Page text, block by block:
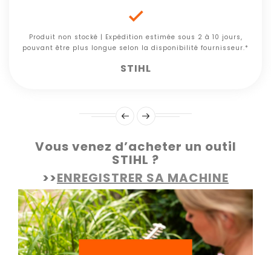

Produit non stocké | Expédition estimée sous 2 à 10 jours,
pouvant être plus longue selon la disponibilité fournisseur.*
STIHL
Vous venez d’acheter un outil
STIHL ?
>>ENREGISTRER SA MACHINE